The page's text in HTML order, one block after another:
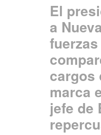
El
a
cargos
marca
jefe de